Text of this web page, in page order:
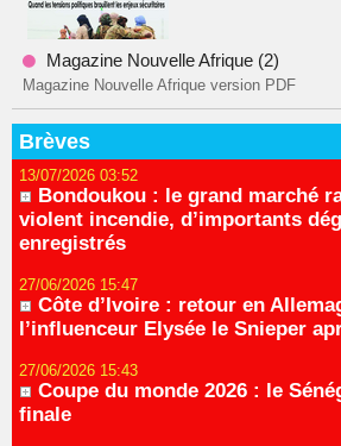
Magazine Nouvelle Afrique (2)
Magazine Nouvelle Afrique version PDF
Brèves
13/07/2026 03:52
Bondoukou : le grand marché
violent incendie, d’importants
enregistrés
27/06/2026 15:47
Côte d’Ivoire : retour en
l’influenceur Elysée le Snieper
27/06/2026 15:43
Coupe du monde 2026 : le
finale